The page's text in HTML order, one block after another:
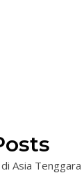
Asia Tenggara